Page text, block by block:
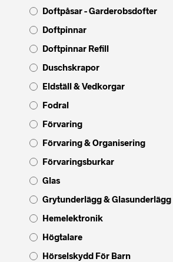
Doftpåsar - Garderobsdofter
Doftpinnar
Doftpinnar Refill
Duschskrapor
Eldställ & Vedkorgar
Fodral
Förvaring
Förvaring & Organisering
Förvaringsburkar
Glas
Grytunderlägg & Glasunderlägg
Hemelektronik
Högtalare
Hörselskydd För Barn